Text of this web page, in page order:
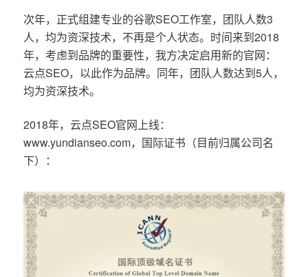
次年，正式组建专业的谷歌SEO工作室，团队人数3
人，均为资深技术，不再是个人状态。时间来到2018
年，考虑到品牌的重要性，我方决定启用新的官网：
云点SEO，以此作为品牌。同年，团队人数达到5人，
均为资深技术。
2018年，云点SEO官网上线：
www.yundianseo.com，国际证书（目前归属公司名
下）：